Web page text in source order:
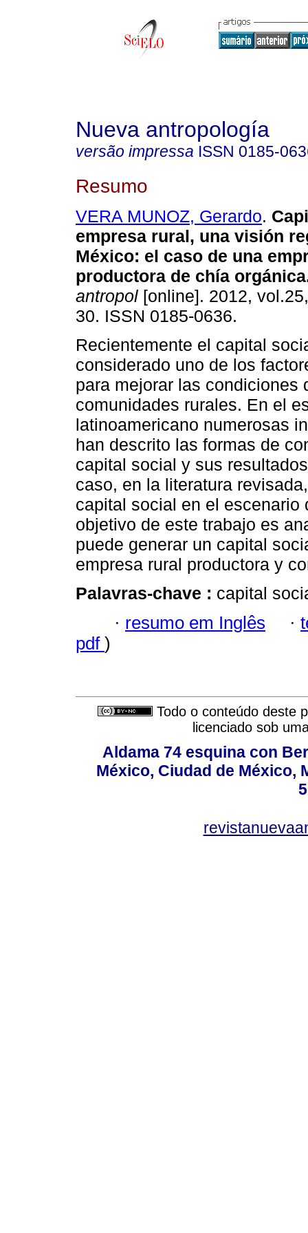
Nueva antropología
versão impressa ISSN 0185-
Resumo
VERA MUNOZ, Gerardo.
empresa rural, una visión
México: el caso de una
productora de chía orgánica
antropol [online]. 2012,
30. ISSN 0185-0636.
Recientemente el capital
considerado uno de los
para mejorar las condiciones
comunidades rurales. En el
latinoamericano numerosas
han descrito las formas de
capital social y sus
caso, en la literatura
capital social en el escenario
objetivo de este trabajo es
puede generar un capital
empresa rural productora y
Palavras-chave : capital
· resumo em Inglês ·
pdf )
Todo o conteúdo deste
licenciado sob
Aldama 74 esquina con
México, Ciudad de México,